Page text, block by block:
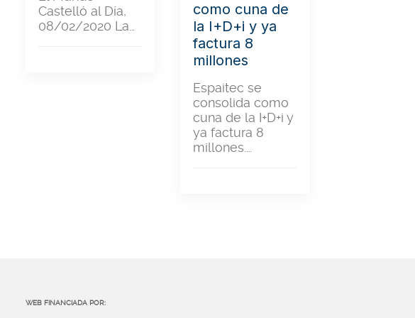
Castelló al Día,
08/02/2020 La…
como cuna de
la I+D+i y ya
factura 8
millones
Espaitec se
consolida como
cuna de la I+D+i y
ya factura 8
millones.…
WEB FINANCIADA POR: